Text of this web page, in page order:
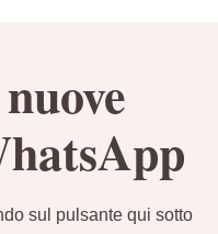
sul pulsante qui sotto